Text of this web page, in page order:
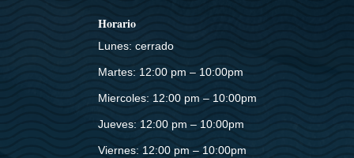
Horario
Lunes: cerrado
Martes: 12:00 pm – 10:00pm
Miercoles: 12:00 pm – 10:00pm
Jueves: 12:00 pm – 10:00pm
Viernes: 12:00 pm – 10:00pm